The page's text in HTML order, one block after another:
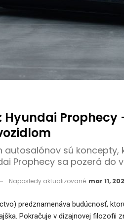
Hyundai Prophecy
sú koncepty,
Prophecy sa pozerá do
Naposledy aktualizované mar 11,
predznamenáva budúcnosť,
Pokračuje v dizajnovej filozofii